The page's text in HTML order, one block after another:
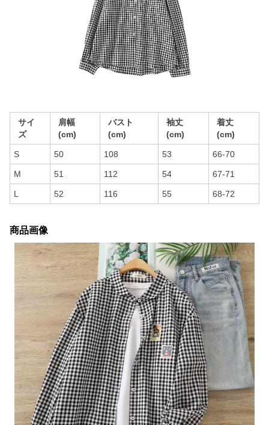
サイ
ズ
肩幅
(cm)
バスト
(cm)
袖丈
(cm)
着丈
(cm)
S 50 108 53 66-70
M 51 112 54 67-71
L 52 116 55 68-72
商品画像